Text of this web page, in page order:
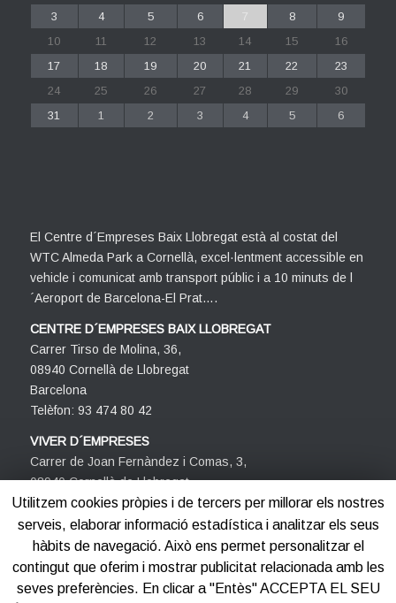
3
4 5 6 7 8
9
10
11 12 13 14 15
16
17
18 19 20 21 22
23
24
25 26 27 28 29
30
31
1 2 3 4 5 6
El Centre d´Empreses Baix Llobregat està al costat del
WTC Almeda Park a Cornellà, excel·lentment accessible en
vehicle i comunicat amb transport públic i a 10 minuts de l
´Aeroport de Barcelona-El Prat….
CENTRE D´EMPRESES BAIX LLOBREGAT
Carrer Tirso de Molina, 36,
08940 Cornellà de Llobregat
Barcelona
Telèfon: 93 474 80 42
VIVER D´EMPRESES
Carrer de Joan Fernàndez i Comas, 3,
08940 Cornellà de Llobregat
Barcelona
Telèfon: 93 474 80 42
Utilitzem cookies pròpies i de tercers per millorar els nostres
serveis, elaborar informació estadística i analitzar els seus
hàbits de navegació. Això ens permet personalitzar el
contingut que oferim i mostrar publicitat relacionada amb les
seves preferències. En clicar a "Entès" ACCEPTA EL SEU